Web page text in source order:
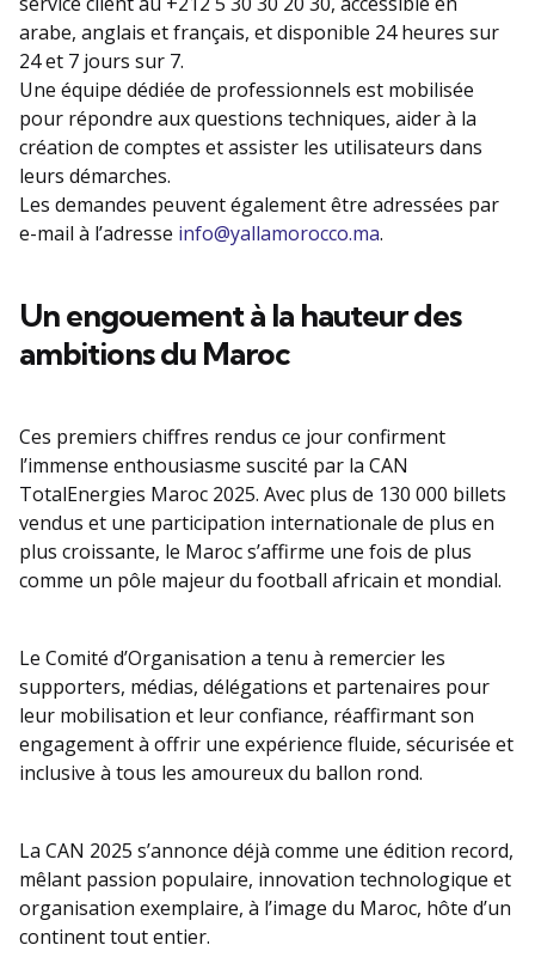
arabe, anglais et français, et disponible 24 heures sur
24 et 7 jours sur 7.
Une équipe dédiée de professionnels est mobilisée
pour répondre aux questions techniques, aider à la
création de comptes et assister les utilisateurs dans
leurs démarches.
Les demandes peuvent également être adressées par
e-mail à l’adresse info@yallamorocco.ma.
Un engouement à la hauteur des
ambitions du Maroc
Ces premiers chiffres rendus ce jour confirment
l’immense enthousiasme suscité par la CAN
TotalEnergies Maroc 2025. Avec plus de 130 000 billets
vendus et une participation internationale de plus en
plus croissante, le Maroc s’affirme une fois de plus
comme un pôle majeur du football africain et mondial.
Le Comité d’Organisation a tenu à remercier les
supporters, médias, délégations et partenaires pour
leur mobilisation et leur confiance, réaffirmant son
engagement à offrir une expérience fluide, sécurisée et
inclusive à tous les amoureux du ballon rond.
La CAN 2025 s’annonce déjà comme une édition record,
mêlant passion populaire, innovation technologique et
organisation exemplaire, à l’image du Maroc, hôte d’un
continent tout entier.